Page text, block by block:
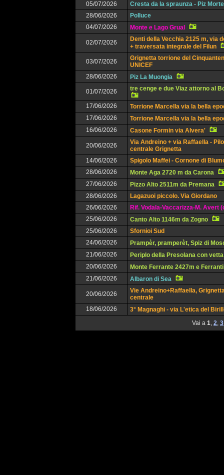
05/07/2026
Cresta da la spraunza - Piz
28/06/2026
Polluce
04/07/2026
Monte e Lago Grual
02/07/2026
Denti della Vecchia 2125 m, via
+ traversata integrale del Filun
03/07/2026
Grignetta torrione del
UNICEF
28/06/2026
Piz La Muongia
01/07/2026 tre cenge e due Viaz attorno al
17/06/2026
Torrione Marcella via la bella
17/06/2026
Torrione Marcella via la bella
16/06/2026
Casone Formin via Alvera'
20/06/2026
Via Andreino + via Raffaella -
centrale Grignetta
14/06/2026
Spigolo Maffei - Cornone di
28/06/2026
Monte Aga 2720 m da Carona
27/06/2026
Pizzo Alto 2511m da Premana
28/06/2026
Lagazuoi piccolo. Via Giordano
26/06/2026
Rif. Vodala-Vaccarizza-M. Avert
25/06/2026
Canto Alto 1146m da Zogno
25/06/2026
Sfornioi Sud
24/06/2026
Prampèr, pramperèt, Spiz di
21/06/2026
Periplo della Presolana con vetta
20/06/2026
Monte Ferrante 2427m e
21/06/2026
Albaron di Sea
20/06/2026
Vie Andreino+Raffaella,
centrale
18/06/2026
3° Magnaghi - via L'etica del
Vai a 1, 2, 3